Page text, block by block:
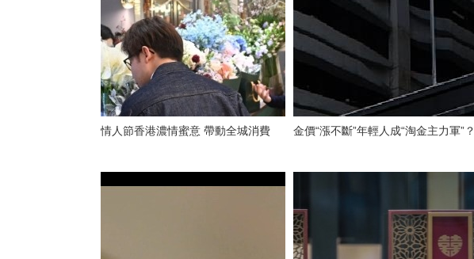
情人節香港濃情蜜意 帶動全城消費 金價“漲不斷”年輕人成“淘金主力軍”？